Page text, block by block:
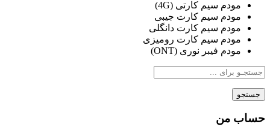
مودم سیم کارتی (4G)
مودم سیم کارت جیبی
مودم سیم کارت دانگلی
مودم سیم کارت رومیزی
مودم فیبر نوری (ONT)
جستجو
حساب من